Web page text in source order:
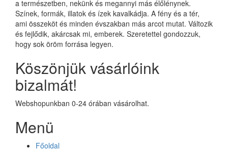
a természetben, nekünk és megannyi más élőlénynek.
Színek, formák, illatok és ízek kavalkádja. A fény és a tér,
ami összeköt és minden évszakban más arcot mutat. Változik
és fejlődik, akárcsak mi, emberek. Szeretettel gondozzuk,
hogy sok öröm forrása legyen.
Köszönjük vásárlóink
bizalmát!
Webshopunkban 0-24 órában vásárolhat.
Menü
Főoldal